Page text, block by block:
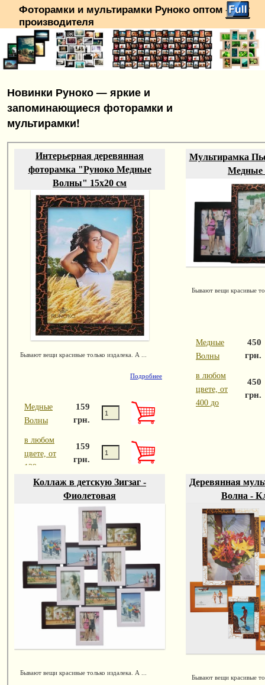
Фоторамки и мультирамки Руноко оптом — от
производителя
Новинки Руноко — яркие и
запоминающиеся фоторамки и
мультирамки!
Интерьерная деревянная
фоторамка "Руноко Медные
Волны" 15х20 см
Бывают вещи красивые только издалека. А ...
Подробнее
Медные
Волны
159
грн.
в любом
цвете, от
129 до
159
грн.
Мультирамка
Медные
Бывают вещи красивые
Медные
Волны
450
грн.
в любом
цвете, от
400 до
450
грн.
Коллаж в детскую Зигзаг -
Фиолетовая
Бывают вещи красивые только издалека. А ...
Деревянная
Волна -
Бывают вещи красивые